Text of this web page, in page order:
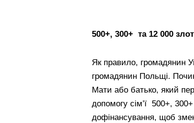
500+, 300+ та 12 000
Як правило, громадянин
громадянин Польщі.
Мати або батько, який
допомогу сім’ї 500+,
дофінансування, щоб